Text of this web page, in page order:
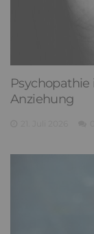
Anziehung